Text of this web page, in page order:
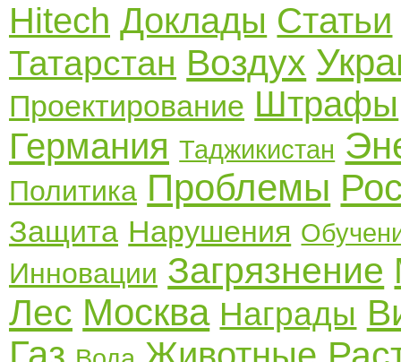
Hitech Доклады Статьи
Татарстан Воздух
Проектирование Штрафы
Германия Таджикистан
Политика Проблемы
Защита Нарушения
Инновации Загрязнение
Лес Москва Награды